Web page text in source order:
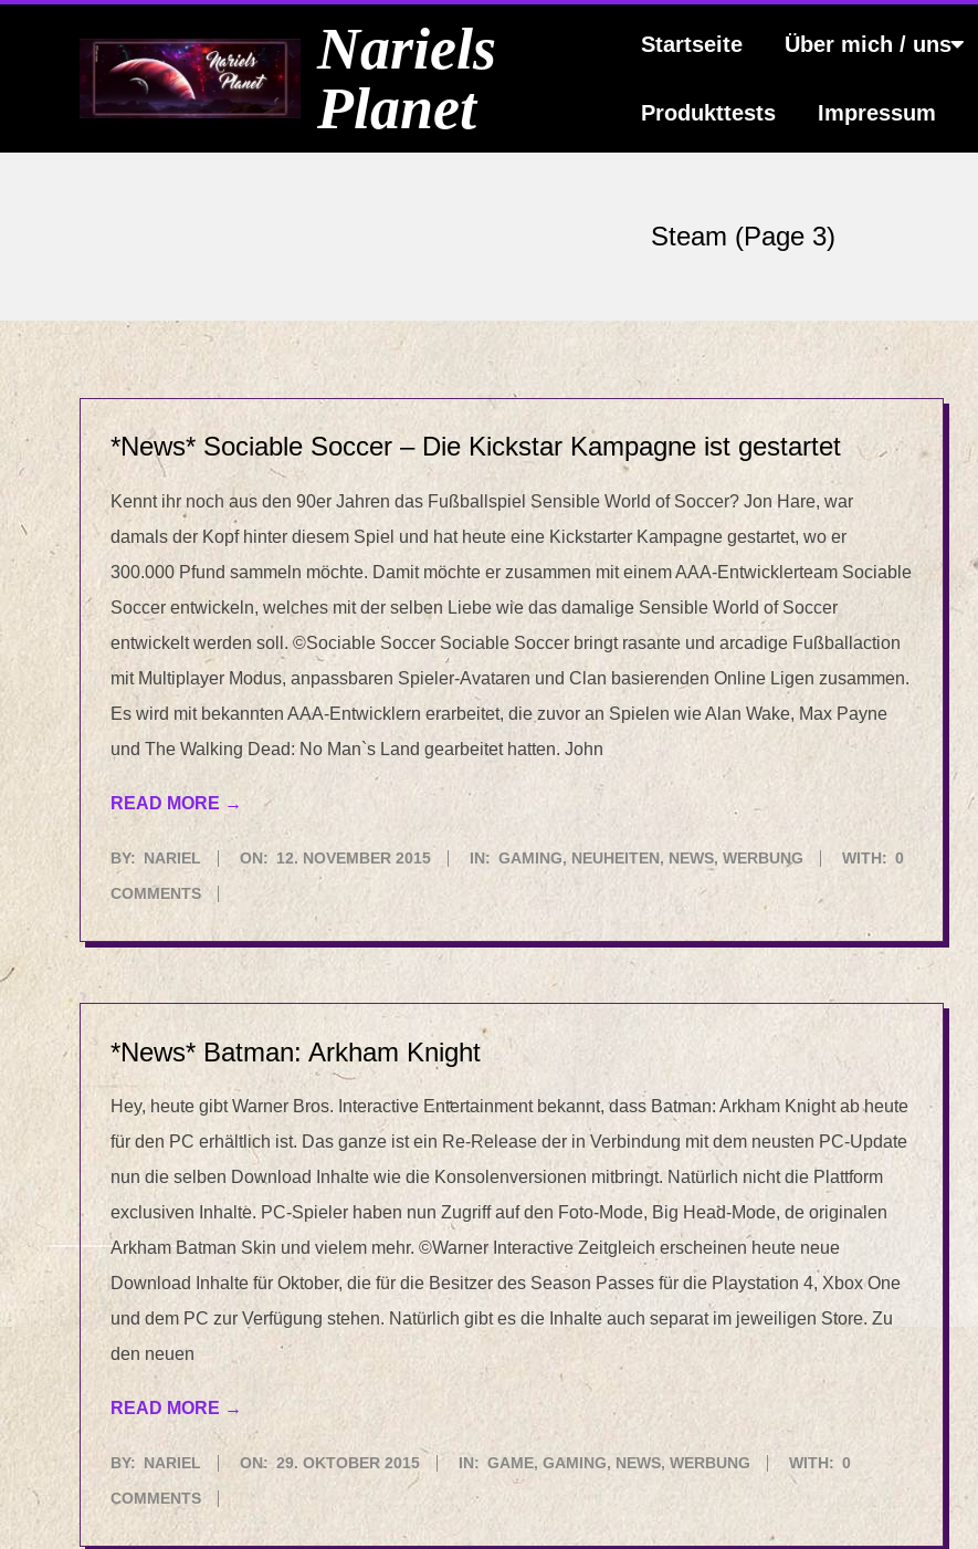
Nariels
Planet
Startseite Über mich / uns
Produkttests Impressum
Steam (Page 3)
*News* Sociable Soccer – Die Kickstar Kampagne ist gestartet
Kennt ihr noch aus den 90er Jahren das Fußballspiel Sensible World of Soccer? Jon Hare, war
damals der Kopf hinter diesem Spiel und hat heute eine Kickstarter Kampagne gestartet, wo er
300.000 Pfund sammeln möchte. Damit möchte er zusammen mit einem AAA-Entwicklerteam Sociable
Soccer entwickeln, welches mit der selben Liebe wie das damalige Sensible World of Soccer
entwickelt werden soll. ©Sociable Soccer Sociable Soccer bringt rasante und arcadige Fußballaction
mit Multiplayer Modus, anpassbaren Spieler-Avataren und Clan basierenden Online Ligen zusammen.
Es wird mit bekannten AAA-Entwicklern erarbeitet, die zuvor an Spielen wie Alan Wake, Max Payne
und The Walking Dead: No Man`s Land gearbeitet hatten. John
READ MORE →
2015-
11-
BY: NARIEL ON: 12. NOVEMBER 2015 IN: GAMING, NEUHEITEN , NEWS,WERBUNG WITH: 0
COMMENTS
*News* Batman: Arkham Knight
Hey, heute gibt Warner Bros. Interactive Entertainment bekannt, dass Batman: Arkham Knight ab heute
für den PC erhältlich ist. Das ganze ist ein Re-Release der in Verbindung mit dem neusten PC-Update
nun die selben Download Inhalte wie die Konsolenversionen mitbringt. Natürlich nicht die Plattform
exclusiven Inhalte. PC-Spieler haben nun Zugriff auf den Foto-Mode, Big Head-Mode, de originalen
Arkham Batman Skin und vielem mehr. ©Warner Interactive Zeitgleich erscheinen heute neue
Download Inhalte für Oktober, die für die Besitzer des Season Passes für die Playstation 4, Xbox One
und dem PC zur Verfügung stehen. Natürlich gibt es die Inhalte auch separat im jeweiligen Store. Zu
den neuen
READ MORE →
2015-
10-
BY: NARIEL ON: 29. OKTOBER 2015 IN: GAME,GAMING, NEWS,WERBUNG WITH: 0
COMMENTS